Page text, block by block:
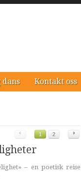
dans Kontakt oss
‹ 1 2 ›
– en poetisk reise